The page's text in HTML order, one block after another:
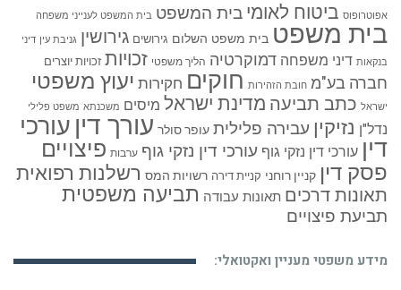
אפוטרופוס ביטוח לאומי בית המשפט בית המשפט לענייני משפחה
בית משפט בית משפט השלום גירושים גירושין גניבת עין דיני
בנקאות דיני משפחה דמוקרטיה הליך משפטי זכויות זכויות יוצרים
חברה בע"מ חובת הזהירות חוקים חקירות יעוץ משפטי
ישראל כתב תביעה מדינת ישראל מיסים משכנתא משפט פלילי
נדל"ן נזיקין עבירה פלילית עופר סולר עורך דין עורכי
דין עורכי דין נזקי גוף עורכי דין נזקי גוף ערבות פיצויים
פסק דין קניין רוחני קניית דירה רשויות המס רשלנות רפואית
תאונות דרכים תאונות עבודה תביעה משפטית
תביעת פיצויים
מידע משפטי מעניין ואקטואלי: